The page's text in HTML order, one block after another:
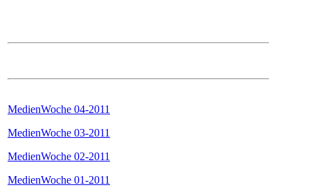
MedienWoche 04-2011
MedienWoche 03-2011
MedienWoche 02-2011
MedienWoche 01-2011